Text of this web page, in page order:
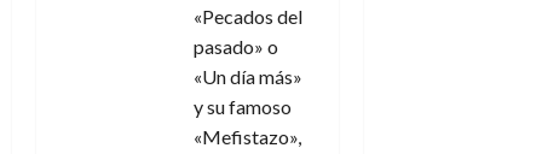
«Pecados del
pasado» o
«Un día más»
y su famoso
«Mefistazo»,